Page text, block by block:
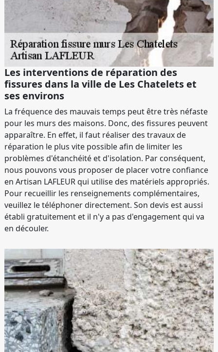
Les interventions de réparation des
fissures dans la ville de Les Chatelets et
ses environs
La fréquence des mauvais temps peut être très néfaste
pour les murs des maisons. Donc, des fissures peuvent
apparaître. En effet, il faut réaliser des travaux de
réparation le plus vite possible afin de limiter les
problèmes d'étanchéité et d'isolation. Par conséquent,
nous pouvons vous proposer de placer votre confiance
en Artisan LAFLEUR qui utilise des matériels appropriés.
Pour recueillir les renseignements complémentaires,
veuillez le téléphoner directement. Son devis est aussi
établi gratuitement et il n'y a pas d'engagement qui va
en découler.